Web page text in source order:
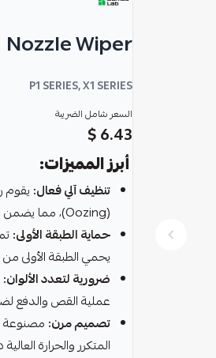
Nozzle Wiper
P1 SERIES, X1 SERIES
السعر شامل الضريبة
6.43 $
أبرز المميزات:
تنظيف آلي فعال: يقوم
(Oozing)، مما يضمن بداية نظيفة تماماً لكل طبقة.
حماية الطبقة الأولى:
يحمي الطبقة الأولى
ضرورية لتعدد الألوان:
عملية القص والدفع
تصميم مرن:
المتكرر والحرارة